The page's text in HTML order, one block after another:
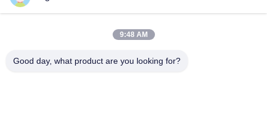
9:48 AM
Good day, what product are you looking for?